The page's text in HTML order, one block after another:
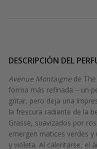
DESCRIPCIÓN DEL
Avenue Montaigne de
forma más refinada – un
gritar, pero deja una
la frescura radiante de la
Grasse, suavizados por
emergen matices verdes
y violeta. Al calentarse, el